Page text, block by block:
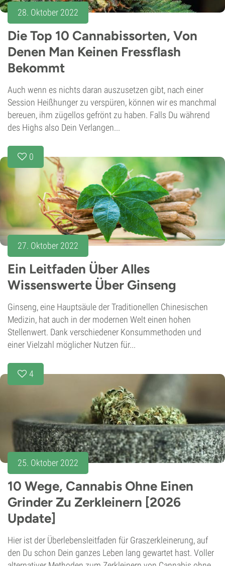
28. Oktober 2022
Die Top 10 Cannabissorten, Von
Denen Man Keinen Fressflash
Bekommt
Auch wenn es nichts daran auszusetzen gibt, nach einer
Session Heißhunger zu verspüren, können wir es manchmal
bereuen, ihm zügellos gefrönt zu haben. Falls Du während
des Highs also Dein Verlangen...
0
27. Oktober 2022
Ein Leitfaden Über Alles
Wissenswerte Über Ginseng
Ginseng, eine Hauptsäule der Traditionellen Chinesischen
Medizin, hat auch in der modernen Welt einen hohen
Stellenwert. Dank verschiedener Konsummethoden und
einer Vielzahl möglicher Nutzen für...
4
25. Oktober 2022
10 Wege, Cannabis Ohne Einen
Grinder Zu Zerkleinern [2026
Update]
Hier ist der Überlebensleitfaden für Graszerkleinerung, auf
den Du schon Dein ganzes Leben lang gewartet hast. Voller